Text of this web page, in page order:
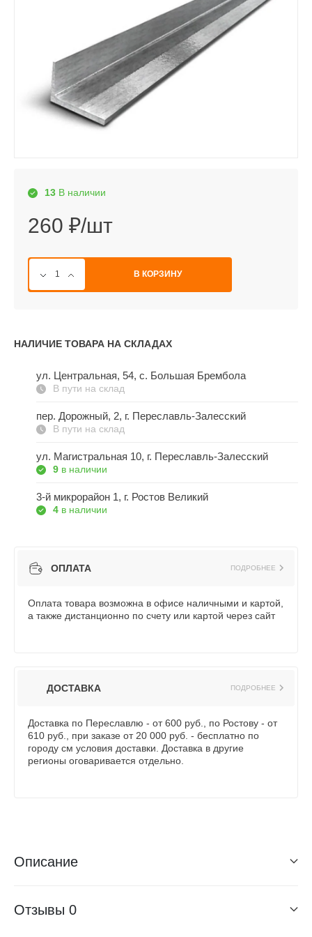
13 В наличии
260 ₽/шт
В КОРЗИНУ
НАЛИЧИЕ ТОВАРА НА СКЛАДАХ
ул. Центральная, 54, c. Большая Брембола
В пути на склад
пер. Дорожный, 2, г. Переславль-Залесский
В пути на склад
ул. Магистральная 10, г. Переславль-Залесский
9 в наличии
3-й микрорайон 1, г. Ростов Великий
4 в наличии
ОПЛАТА ПОДРОБНЕЕ
Оплата товара возможна в офисе наличными и картой,
а также дистанционно по счету или картой через сайт
ДОСТАВКА ПОДРОБНЕЕ
Доставка по Переславлю - от 600 руб., по Ростову - от
610 руб., при заказе от 20 000 руб. - бесплатно по
городу см условия доставки. Доставка в другие
регионы оговаривается отдельно.
Описание
Отзывы 0